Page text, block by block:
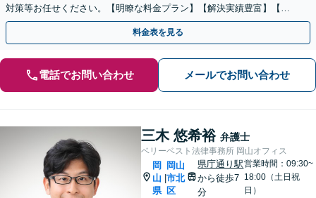
対策等お任せください。【明瞭な料金プラン】【解決実績豊富】【電
話相談可】
料金表を見る
電話でお問い合わせ メールでお問い合わせ
三木 悠希裕 弁護士
ベリーベスト法律事務所 岡山オフィス
岡
山
県
|
岡山
市北
区
県庁通り駅
から徒歩7
分
営業時間：09:30~
18:00（土日祝
日）